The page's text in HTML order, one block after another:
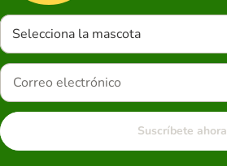
Selecciona la mascota
Suscríbete ahora